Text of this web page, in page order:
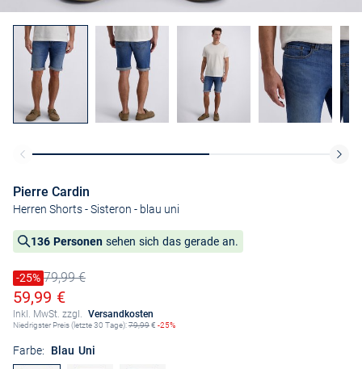
Pierre Cardin
Herren Shorts - Sisteron - blau uni
136 Personen sehen sich das gerade an.
Preis reduziert um
-25%
Alter Preis79,99 €
Ermäßigter Preis
59,99 €
Inkl. MwSt. zzgl. Versandkosten
Niedrigster Preis (letzte 30 Tage):79,99€ -25%
Farbe: Blau Uni